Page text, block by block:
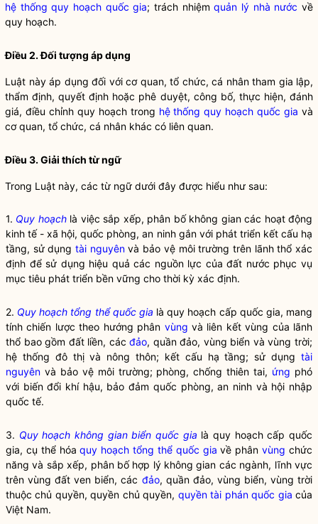
hệ thống quy hoạch quốc gia; trách nhiệmquản lý nhà nước về
quy hoạch.
Điều 2. Đối tượng áp dụng
Luật này áp dụng đối với cơ quan, tổ chức, cá nhân tham gia lập,
thẩm định, quyết định hoặc phê duyệt, công bố, thực hiện, đánh
giá, điều chỉnh quy hoạch trong hệ thống quy hoạch quốc gia và
cơ quan, tổ chức, cá nhân khác có liên quan.
Điều 3. Giải thích từ ngữ
Trong Luật này, các từ ngữ dưới đây được hiểu như sau:
1. Quy hoạchlà việc sắp xếp, phân bố không gian các hoạt động
kinh tế - xã hội, quốc phòng, an ninh gắn với phát triển kết cấu hạ
tầng, sử dụngtài nguyênvà bảo vệ môi trường trên lãnh thổ xác
định để sử dụng hiệu quả các nguồn lực của đất nước phục vụ
mục tiêu phát triển bền vững cho thời kỳ xác định.
2. Quy hoạch tổng thể quốc gia là quy hoạch cấp quốc gia, mang
tính chiến lược theo hướng phân vùng và liên kếtvùng của lãnh
thổ bao gồm đất liền, cácđảo, quầnđảo, vùng biển vàvùng trời;
hệ thống đô thị và nông thôn; kết cấu hạ tầng; sử dụng tài
nguyên và bảo vệ môi trường; phòng, chống thiên tai, ứng phó
với biến đổi khí hậu, bảo đảm quốc phòng, an ninh và hội nhập
quốc tế.
3. Quy hoạch không gian biển quốc gia là quy hoạch cấp quốc
gia, cụ thể hóaquy hoạch tổng thể quốc gia về phânvùng chức
năng và sắp xếp, phân bố hợp lý không gian các ngành, lĩnh vực
trênvùng đất ven biển, các đảo, quần đảo, vùng biển, vùng trời
thuộc chủ quyền, quyền chủ quyền, quyền tài phán quốc gia của
Việt Nam.